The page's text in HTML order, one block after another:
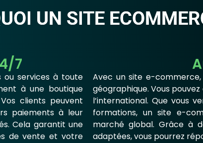
UN SITE
7
ou services à toute
à une boutique
clients peuvent
paiements à leur
Cela garantit une
de vente et votre
Avec un site e-
géographique. Vous
l’international. Que vous
formations, un site e-
marché global. Grâce à
adaptées, vous pourrez